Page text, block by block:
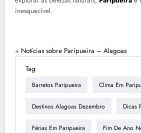
inesquecível.
+ Notícias sobre Paripueira – Alagoas
Tag
Barretos Paripueira Clima Em
Destinos Alagoas Dezembro Dicas
Férias Em Paripueira Fim De Ano